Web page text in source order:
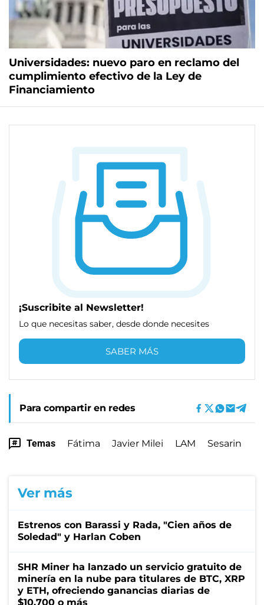
Universidades: nuevo paro en reclamo del
cumplimiento efectivo de la Ley de
Financiamiento
¡Suscribite al Newsletter!
Lo que necesitas saber, desde donde necesites
SABER MÁS
Para compartir en redes
Temas Fátima Javier Milei LAM Sesarin
Ver más
Estrenos con Barassi y Rada, "Cien años de
Soledad" y Harlan Coben
SHR Miner ha lanzado un servicio gratuito de
minería en la nube para titulares de BTC, XRP
y ETH, ofreciendo ganancias diarias de
$10,700 o más